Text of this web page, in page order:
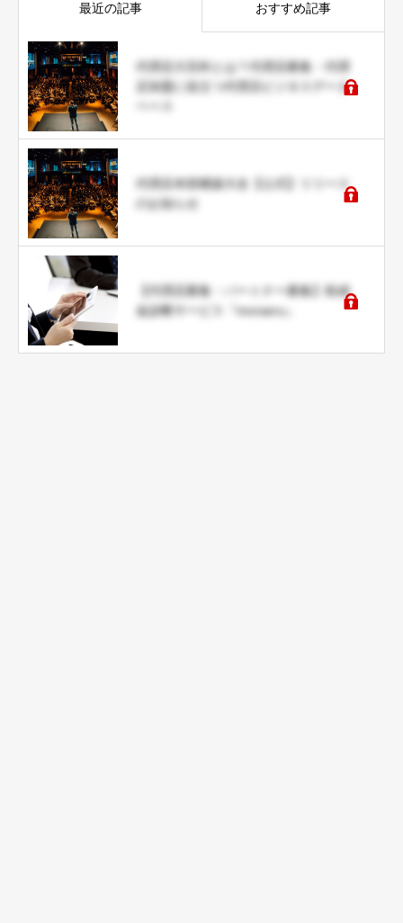
最近の記事 おすすめ記事
代理店大百科とは？代理店募集・代理
店加盟に役立つ代理店ビジネスデータ
代理店本部構築大全【公式】リリース
のお知らせ
【代理店募集・パートナー募集】助成
金診断サービス『moraeru』